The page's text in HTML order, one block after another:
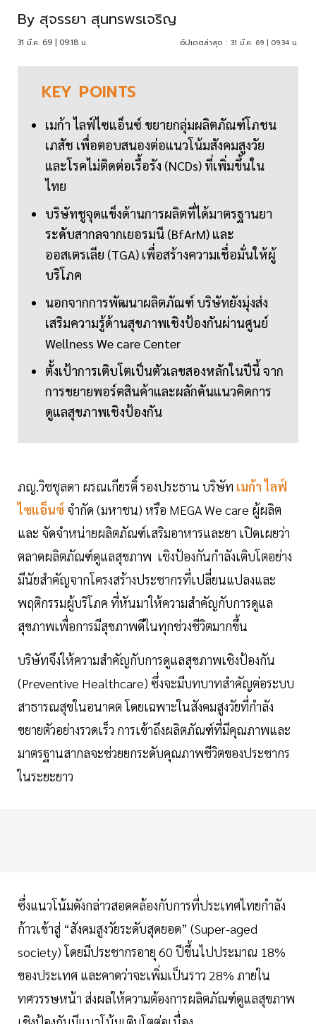
By สุจรรยา สุนทรพรเจริญ
31 มี.ค. 69 | 09:18 น. อัปเดตล่าสุด : 31 มี.ค. 69 | 09:34 น.
KEY POINTS
เมก้า ไลฟ์ไซแอ็นซ์ ขยายกลุ่มผลิตภัณฑ์โภชน
เภสัช เพื่อตอบสนองต่อแนวโน้มสังคมสูงวัย
และโรคไม่ติดต่อเรื้อรัง (NCDs) ที่เพิ่มขึ้นใน
ไทย
บริษัทชูจุดแข็งด้านการผลิตที่ได้มาตรฐานยา
ระดับสากลจากเยอรมนี (BfArM) และ
ออสเตรเลีย (TGA) เพื่อสร้างความเชื่อมั่นให้ผู้
บริโภค
นอกจากการพัฒนาผลิตภัณฑ์ บริษัทยังมุ่งส่ง
เสริมความรู้ด้านสุขภาพเชิงป้องกันผ่านศูนย์
Wellness We care Center
ตั้งเป้าการเติบโตเป็นตัวเลขสองหลักในปีนี้ จาก
การขยายพอร์ตสินค้าและผลักดันแนวคิดการ
ดูแลสุขภาพเชิงป้องกัน
ภญ.วิชชุลดา ผรณเกียรติ์ รองประธาน บริษัท เมก้า ไลฟ์
ไซแอ็นซ์ จำกัด (มหาชน) หรือ MEGA We care ผู้ผลิต
และ จัดจำหน่ายผลิตภัณฑ์เสริมอาหารและยา เปิดเผยว่า
ตลาดผลิตภัณฑ์ดูแลสุขภาพ เชิงป้องกันกำลังเติบโตอย่าง
มีนัยสำคัญจากโครงสร้างประชากรที่เปลี่ยนแปลงและ
พฤติกรรมผู้บริโภค ที่หันมาให้ความสำคัญกับการดูแล
สุขภาพเพื่อการมีสุขภาพดีในทุกช่วงชีวิตมากขึ้น
บริษัทจึงให้ความสำคัญกับการดูแลสุขภาพเชิงป้องกัน
(Preventive Healthcare) ซึ่งจะมีบทบาทสำคัญต่อระบบ
สาธารณสุขในอนาคต โดยเฉพาะในสังคมสูงวัยที่กำลัง
ขยายตัวอย่างรวดเร็ว การเข้าถึงผลิตภัณฑ์ที่มีคุณภาพและ
มาตรฐานสากลจะช่วยยกระดับคุณภาพชีวิตของประชากร
ในระยะยาว
ซึ่งแนวโน้มดังกล่าวสอดคล้องกับการที่ประเทศไทยกำลัง
ก้าวเข้าสู่ “สังคมสูงวัยระดับสุดยอด” (Super-aged
society) โดยมีประชากรอายุ 60 ปีขึ้นไปประมาณ 18%
ของประเทศ และคาดว่าจะเพิ่มเป็นราว 28% ภายใน
ทศวรรษหน้า ส่งผลให้ความต้องการผลิตภัณฑ์ดูแลสุขภาพ